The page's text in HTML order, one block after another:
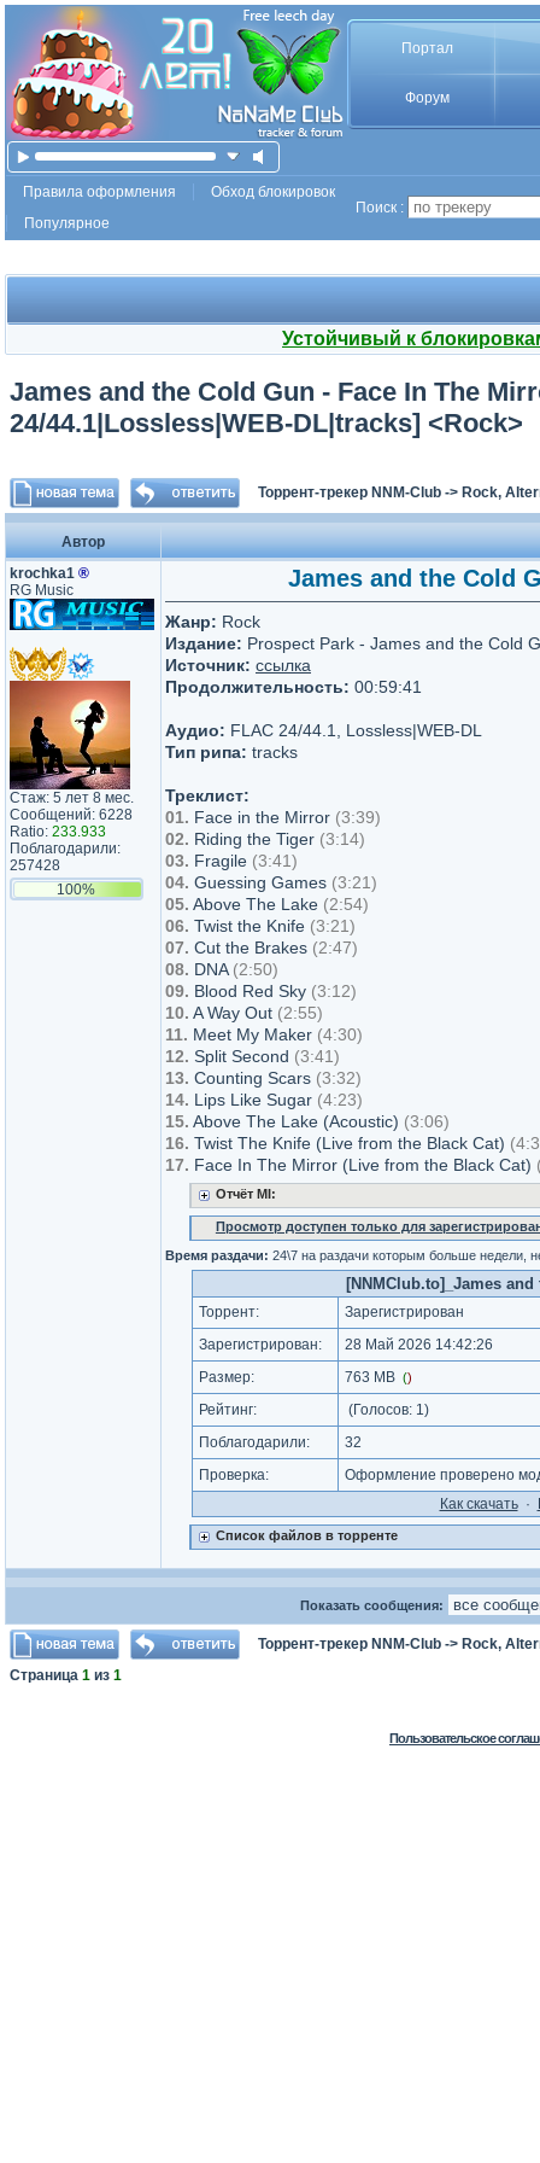
Портал
Форум
Правила оформления
Обход блокировок
Популярное
Поиск :
Устойчивый к
James and the Cold Gun - Face In The
24/44.1|Lossless|WEB-DL|tracks] <Rock>
Торрент-трекер NNM-Club -> Rock,
Автор
krochka1 ®
RG Music
Стаж: 5 лет 8 мес.
Сообщений: 6228
Ratio: 233.933
Поблагодарили:
257428
100%
James and the Cold
Жанр: Rock
Издание: Prospect Park - James and the Cold
Источник: ссылка
Продолжительность: 00:59:41
Аудио: FLAC 24/44.1, Lossless|WEB-DL
Тип рипа: tracks
Треклист:
01. Face in the Mirror (3:39)
02. Riding the Tiger (3:14)
03. Fragile (3:41)
04. Guessing Games (3:21)
05. Above The Lake (2:54)
06. Twist the Knife (3:21)
07. Cut the Brakes (2:47)
08. DNA (2:50)
09. Blood Red Sky (3:12)
10. A Way Out (2:55)
11. Meet My Maker (4:30)
12. Split Second (3:41)
13. Counting Scars (3:32)
14. Lips Like Sugar (4:23)
15. Above The Lake (Acoustic) (3:06)
16. Twist The Knife (Live from the Black Cat)
17. Face In The Mirror (Live from the Black Cat)
Отчёт MI:
Просмотр доступен только для
Время раздачи: 24\7 на раздачи которым больше недели,
[NNMClub.to]_James
Торрент:
Зарегистрирован
Зарегистрирован:
28 Май 2026 14:42:26
Размер:
763 MB ()
Рейтинг: (Голосов: 1)
Поблагодарили:
32
Проверка:
Оформление проверено
Как cкачать·
Список файлов в торренте
Показать сообщения:
Торрент-трекер NNM-Club -> Rock,
Страница 1 из 1
Пользовательское